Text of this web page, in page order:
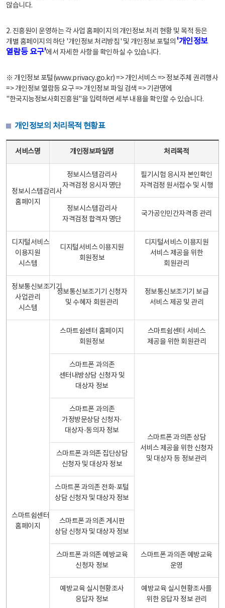
않습니다.
2. 진흥원이 운영하는 각 사업 홈페이지의 개인정보 처리 현황 및 목적 등은
개별 홈페이지의 하단 '개인정보 처리방침' 및 개인정보 포털의 '개인정보
열람등 요구'에서 자세한 사항을 확인하실 수 있습니다.
※ 개인정보 포털(www.privacy.go.kr) => 개인서비스 => 정보주체 권리행사
=> 개인정보 열람등 요구 => 개인정보 파일 검색 => 기관명에
"한국지능정보사회진흥원"을 입력하면 세부 내용을 확인할 수 있습니다.
개인정보의 처리목적 현황표
서비스명 개인정보파일명 처리목적
정보시스템감리사
홈페이지
정보시스템감리사
자격검정 응시자 명단
필기시험 응시자 본인확인
자격검정 원서접수 및 시행
정보시스템감리사
자격검정 합격자 명단
국가공인민간자격증 관리
디지털서비스
이용지원
시스템
디지털서비스 이용지원
회원정보
디지털서비스 이용지원
서비스 제공을 위한
회원관리
정보통신보조기기
사업관리
시스템
정보통신보조기기 신청자
및 수혜자 회원관리
정보통신보조기기 보급
서비스 제공 및 관리
스마트쉼센터
홈페이지
스마트쉼센터 홈페이지
회원정보
스마트쉼센터 서비스
제공을 위한 회원관리
스마트폰 과의존
센터내방상담 신청자 및
대상자 정보
스마트폰 과의존 상담
서비스 제공을 위한 신청자
및 대상자 등 정보관리
스마트폰 과의존
가정방문상담 신청자·
대상자·동의자 정보
스마트폰 과의존 집단상담
신청자 및 대상자 정보
스마트폰 과의존 전화·포털
상담 신청자 및 대상자 정보
스마트폰 과의존 게시판
상담 신청자 및 대상자 정보
스마트폰 과의존 예방교육
신청자 정보
스마트폰 과의존 예방교육
운영
예방교육 실시현황조사
응답자 정보
예방교육 실시현황조사를
위한 응답자 정보 관리